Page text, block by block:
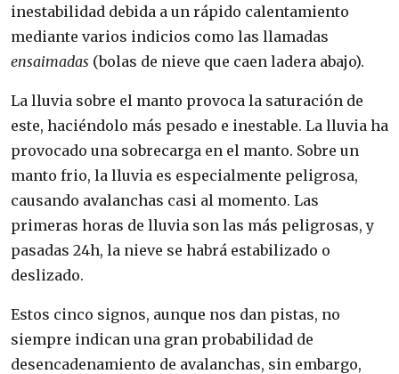
inestabilidad debida a un rápido calentamiento
mediante varios indicios como las llamadas
ensaimadas (bolas de nieve que caen ladera abajo).
La lluvia sobre el manto provoca la saturación de
este, haciéndolo más pesado e inestable. La lluvia ha
provocado una sobrecarga en el manto. Sobre un
manto frio, la lluvia es especialmente peligrosa,
causando avalanchas casi al momento. Las
primeras horas de lluvia son las más peligrosas, y
pasadas 24h, la nieve se habrá estabilizado o
deslizado.
Estos cinco signos, aunque nos dan pistas, no
siempre indican una gran probabilidad de
desencadenamiento de avalanchas, sin embargo,